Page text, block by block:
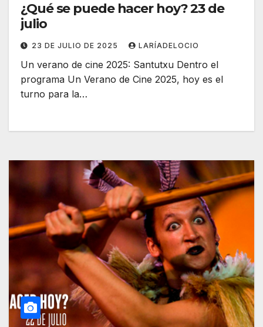
¿Qué se puede hacer hoy? 23 de
julio
23 DE JULIO DE 2025 LARÍADELOCIO
Un verano de cine 2025: Santutxu Dentro el
programa Un Verano de Cine 2025, hoy es el
turno para la…